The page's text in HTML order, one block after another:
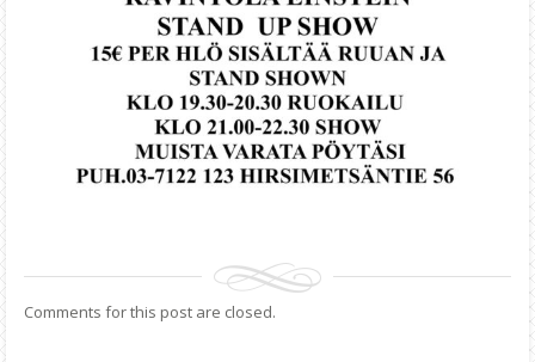
Comments for this post are closed.